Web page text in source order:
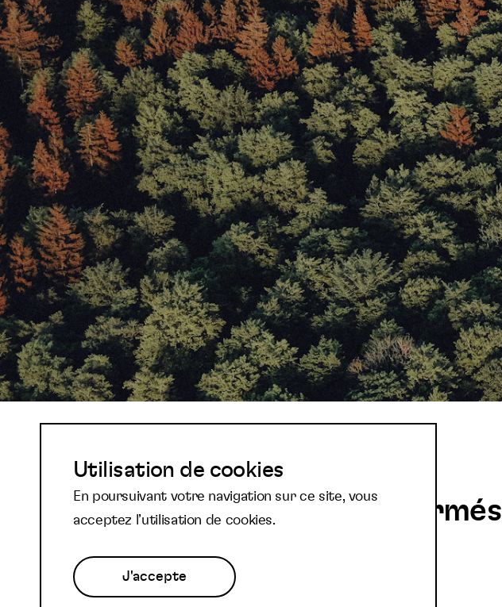
Abonnez-vous à notre
newsletter et restez informés
Utilisation de cookies
En poursuivant votre navigation sur ce site, vous
acceptez l’utilisation de cookies.
J'accepte